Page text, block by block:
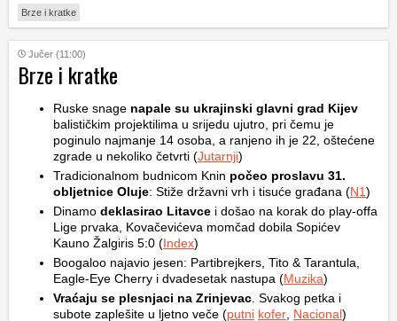
Brze i kratke
Jučer (11:00)
Brze i kratke
Ruske snage napale su ukrajinski glavni grad Kijev
balističkim projektilima u srijedu ujutro, pri čemu je
poginulo najmanje 14 osoba, a ranjeno ih je 22, oštećene
zgrade u nekoliko četvrti (Jutarnji)
Tradicionalnom budnicom Knin počeo proslavu 31.
obljetnice Oluje: Stiže državni vrh i tisuće građana (N1)
Dinamo deklasirao Litavce i došao na korak do play-offa
Lige prvaka, Kovačevićeva momčad dobila Sopićev
Kauno Žalgiris 5:0 (Index)
Boogaloo najavio jesen: Partibrejkers, Tito & Tarantula,
Eagle-Eye Cherry i dvadesetak nastupa (Muzika)
Vraćaju se plesnjaci na Zrinjevac . Svakog petka i
subote zaplešite u ljetno veče (putni kofer Nacional)